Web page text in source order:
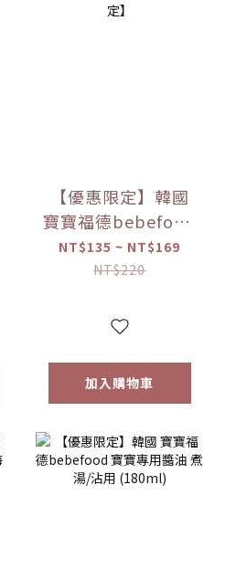
【優惠限定】韓國
寶寶福德bebefood
糙米餅 磨牙餅乾 蔬
菜/水果 (25g) 【優
NT$135 ~ NT$169
NT$220
加入購物車